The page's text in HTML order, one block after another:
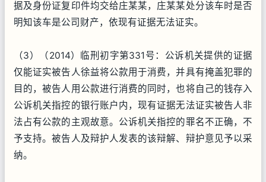
据及身份证复印件均交给庄某某，庄某某处分该车时是否
明知该车是公司财产，依现有证据无法证实。
（3）（2014）临刑初字第331号：公诉机关提供的证据
仅能证实被告人徐益将公款用于消费，并具有掩盖犯罪的
目的，被告人用公款进行消费的同时，也将自己的钱存入
公诉机关指控的银行账户内，现有证据无法证实被告人非
法占有公款的主观故意。公诉机关指控的罪名不正确，不
予支持。被告人及辩护人发表的该辩解、辩护意见予以采
纳。